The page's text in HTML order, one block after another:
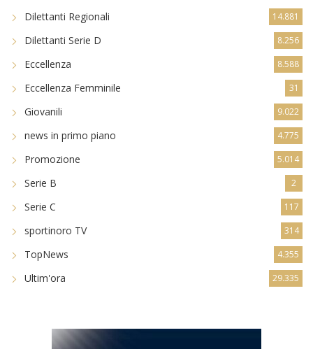
Dilettanti Regionali 14.881
Dilettanti Serie D 8.256
Eccellenza 8.588
Eccellenza Femminile 31
Giovanili 9.022
news in primo piano 4.775
Promozione 5.014
Serie B 2
Serie C 117
sportinoro TV 314
TopNews 4.355
Ultim'ora 29.335